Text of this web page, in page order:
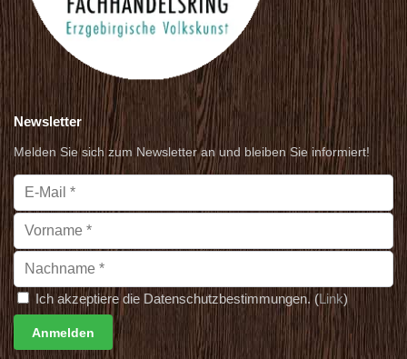
Newsletter
Melden Sie sich zum Newsletter an und bleiben Sie informiert!
Ich akzeptiere die Datenschutzbestimmungen. (Link)